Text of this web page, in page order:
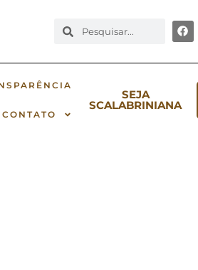
CONTATO
SEJA
SCALABRINIANA